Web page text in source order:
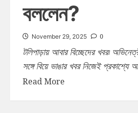
বললেন?
November 29, 2025 0
টলিপাড়ায় আবার বিচ্ছেদের খবর৷
সঙ্গে বিয়ে ভাঙার খবর নিজেই
Read More